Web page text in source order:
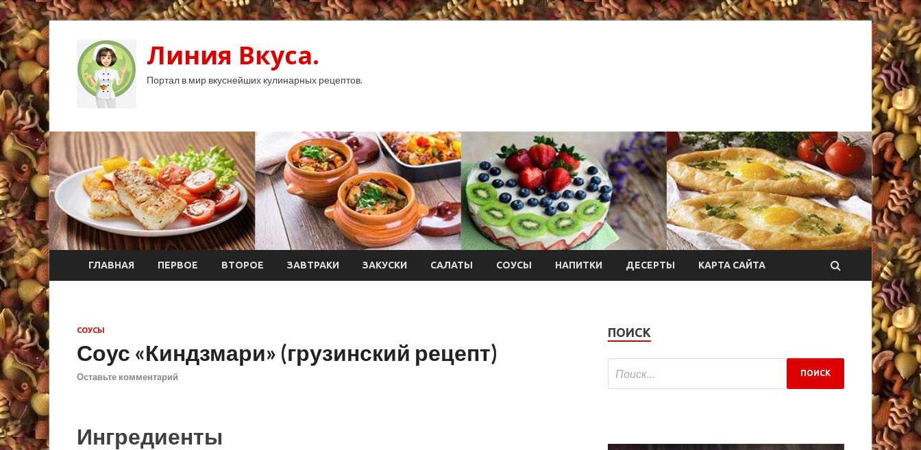
Линия Вкуса.
Портал в мир вкуснейших кулинарных рецептов.
ГЛАВНАЯ ПЕРВОЕ ВТОРОЕ ЗАВТРАКИ ЗАКУСКИ САЛАТЫ СОУСЫ НАПИТКИ ДЕСЕРТЫ КАРТА САЙТА
СОУСЫ
Соус «Киндзмари» (грузинский рецепт)
Оставьте комментарий
Ингредиенты
ПОИСК